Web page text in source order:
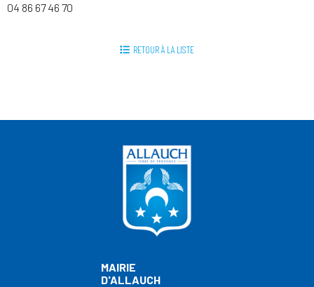
04 86 67 46 70
RETOUR À LA LISTE
MAIRIE
D'ALLAUCH